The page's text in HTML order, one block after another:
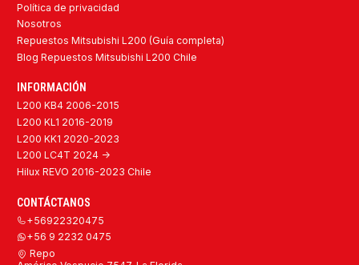
Política de privacidad
Nosotros
Repuestos Mitsubishi L200 (Guía completa)
Blog Repuestos Mitsubishi L200 Chile
INFORMACIÓN
L200 KB4 2006-2015
L200 KL1 2016-2019
L200 KK1 2020-2023
L200 LC4T 2024 ->
Hilux REVO 2016-2023 Chile
CONTÁCTANOS
+56922320475
+56 9 2232 0475
Repo